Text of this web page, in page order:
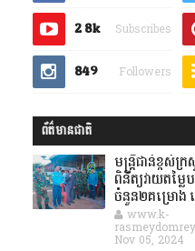
2.8k Subscribes
849 Followers
ព័ត៌មានជាតិ
មន្ត្រីជាន់ខ្ពស់
ពិនិត្យវាយតម្ល
ចំនួន២គម្រោង
www.k-
Nov 05, 2024